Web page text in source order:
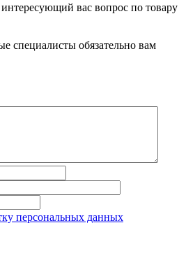
вас вопрос по товару
специалисты обязательно вам
персональных данных